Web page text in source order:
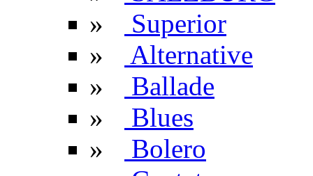
»
Superior
»
Alternative
»
Ballade
»
Blues
»
Bolero